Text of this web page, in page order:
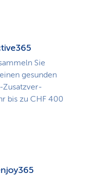
Sie
gesunden
Zusatz­ver­
bis zu CHF 400